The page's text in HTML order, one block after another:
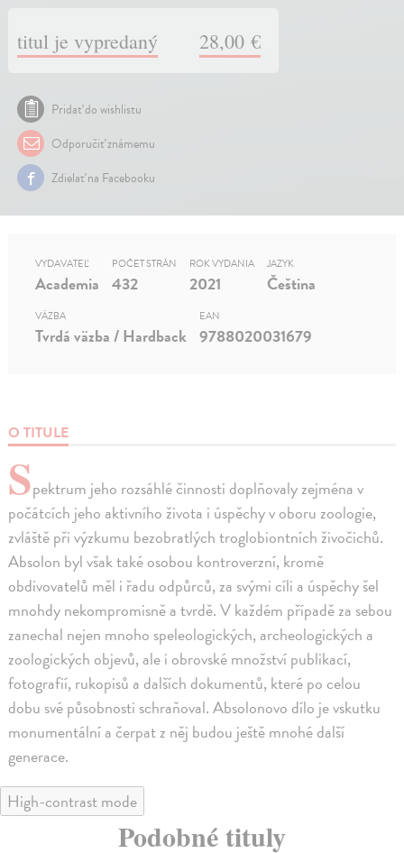
titul je vypredaný 28,00 €
Pridať do wishlistu
Odporučiť známemu
Zdielať na Facebooku
O TITULE
Spektrum jeho rozsáhlé činnosti doplňovaly zejména v
počátcích jeho aktivního života i úspěchy v oboru zoologie,
zvláště při výzkumu bezobratlých troglobiontních živočichů.
Absolon byl však také osobou kontroverzní, kromě
obdivovatelů měl i řadu odpůrců, za svými cíli a úspěchy šel
mnohdy nekompromisně a tvrdě. V každém případě za sebou
zanechal nejen mnoho speleologických, archeologických a
zoologických objevů, ale i obrovské množství publikací,
fotografií, rukopisů a dalších dokumentů, které po celou
dobu své působnosti schraňoval. Absolonovo dílo je vskutku
monumentální a čerpat z něj budou ještě mnohé další
generace.
VYDAVATEĽ
Academia
POČET STRÁN
432
ROK VYDANIA
2021
JAZYK
Čeština
VÄZBA
Tvrdá väzba / Hardback
EAN
9788020031679
High-contrast mode
Podobné tituly